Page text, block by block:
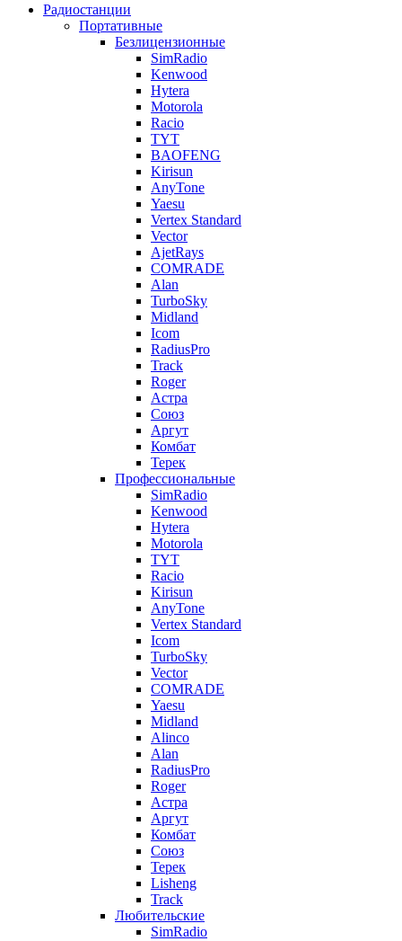
Радиостанции
Портативные
Безлицензионные
SimRadio
Kenwood
Hytera
Motorola
Racio
TYT
BAOFENG
Kirisun
AnyTone
Yaesu
Vertex Standard
Vector
AjetRays
COMRADE
Alan
TurboSky
Midland
Icom
RadiusPro
Track
Roger
Астра
Союз
Аргут
Комбат
Терек
Профессиональные
SimRadio
Kenwood
Hytera
Motorola
TYT
Racio
Kirisun
AnyTone
Vertex Standard
Icom
TurboSky
Vector
COMRADE
Yaesu
Midland
Alinco
Alan
RadiusPro
Roger
Астра
Аргут
Комбат
Союз
Терек
Lisheng
Track
Любительские
SimRadio